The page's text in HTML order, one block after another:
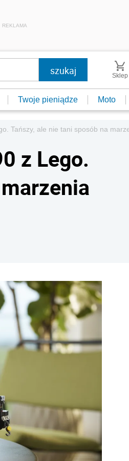
REKLAMA
Sklep
Twoje pieniądze Moto
Tańszy, ale nie tani sposób na
z Lego.